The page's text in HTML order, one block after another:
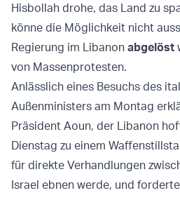
Hisbollah drohe, das Land zu
könne die Möglichkeit nicht
Regierung im Libanon abgelöst
von Massenprotesten.
Anlässlich eines Besuchs des
Außenministers am Montag
Präsident Aoun, der Libanon
Dienstag zu einem
für direkte Verhandlungen
Israel ebnen werde, und